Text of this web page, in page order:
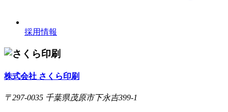
採用情報
株式会社 さくら印刷
〒297-0035 千葉県茂原市下永吉399-1